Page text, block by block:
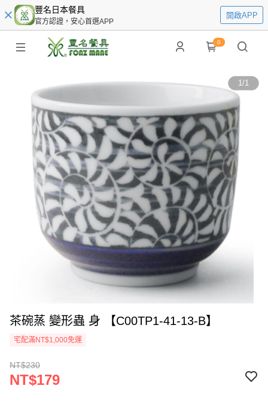
豐名日本餐具
官方認證，安心首選APP
開啟APP
0
1/1
茶碗蒸 變形蟲 身 【C00TP1-41-13-B】
宅配滿NT$1,000免運
NT$230
NT$179